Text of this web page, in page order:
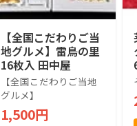
【全国こだわりご当
地グルメ】雷鳥の里
16枚入 田中屋
【全国こだわりご当地
グルメ】
1,500円